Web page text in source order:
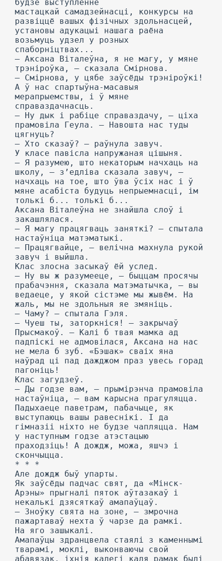
будзе выступленне
мастацкай самадзейнасці, конкурсы на
развіццё вашых фізічных здольнасцей,
установы адукацыі нашага раёна
возьмуць удзел у розных
спаборніцтвах...
— Аксана Віталеўна, я не магу, у мяне
трэніроўка, — сказала Смірнова.
— Смірнова, у цябе заўсёды трэніроўкі!
А ў нас спартыўна-масавыя
мерапрыемствы, і ў мяне
справаздачнасць.
— Ну дык і рабіце справаздачу, — ціха
прамовіла Геула. — Навошта нас туды
цягнуць?
— Хто сказаў? — раўнула завуч.
У класе павісла напружаная цішыня.
— Я разумею, што некаторым начхаць на
школу, — з’едліва сказала завуч, —
начхаць на тое, што ўва ўсіх нас і ў
мяне асабіста будуць непрыемнасці, ім
толькі б... толькі б...
Аксана Віталеўна не знайшла слоў і
закашлялася.
— Я магу працягваць заняткі? — спытала
настаўніца матэматыкі.
— Працягвайце, — велічна махнула рукой
завуч і выйшла.
Клас злосна засыкаў ёй услед.
— Ну вы ж разумееце, — быццам просячы
прабачэння, сказала матэматычка, — вы
ведаеце, у якой сістэме мы жывём. На
жаль, мы не здольныя яе змяніць.
— Чаму? — спытала Гэля.
— Чуеш ты, заторкніся! — закрычаў
Прысмакоў. — Калі б твая мамка ад
падпіскі не адмовілася, Аксана на нас
не мела б зуб. «Бэшак» сваіх яна
наўрад ці пад дажджом праз увесь горад
пагоніць!
Клас загудзеў.
— Ды годзе вам, — прымірэнча прамовіла
настаўніца, — вам карысна прагуляцца.
Падыхаеце паветрам, пабачыце, як
выступаюць вашы равеснікі. I да
гімназіі ніхто не будзе чапляцца. Нам
у наступным годзе атэстацыю
праходзіць! А дождж, можа, яшчэ і
скончыцца.
* * *
Але дождж быў упарты.
Як заўсёды падчас свят, да «Мінск-
Арэны» прыгналі пяток аўтазакаў і
некалькі дзясяткаў амапаўцаў.
— Зноўку свята на зоне, — змрочна
пажартаваў нехта ў чарзе да рамкі.
На яго зашыкалі.
Амапаўцы здранцвела стаялі з каменнымі
тварамі, моклі, выконваючы свой
абавязак, іхнія калегі каля рамак былі